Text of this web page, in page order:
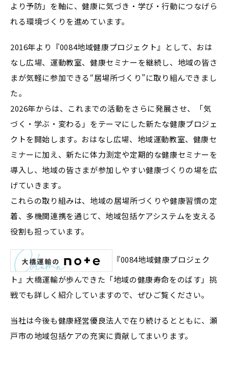
より予防」を軸に、健康に気づき・学び・行動につなげら
れる環境づくりを進めています。
2016年より『0084地域健康プロジェクト』として、おは
なし広場、運動教室、健康セミナーを継続し、地域の皆さ
まが気軽に参加できる“居場所づくり”に取り組んできまし
た。
2026年からは、これまでの活動をさらに発展させ、「気
づく・学ぶ・変わる」をテーマにした新たな健康プロジェ
クトを開始します。おはなし広場、地域運動教室、健康セ
ミナーに加え、新たに体力測定や定期的な健康セミナーを
導入し、地域の皆さまが参加しやすい健康づくりの場を広
げていきます。
これらの取り組みは、地域の居場所づくりや健康習慣の定
着、多機関連携を通じて、地域包括ケアシステムを支える
役割も担っています。
『0084地域健康プロジェク
ト』大橋運輸が歩んできた「地域の健康寿命をのばす」挑
戦でも詳しく紹介していますので、ぜひご覧ください。
当社は今後も健康経営優良法人で在り続けるとともに、瀬
戸市の地域包括ケアの充実に貢献してまいります。